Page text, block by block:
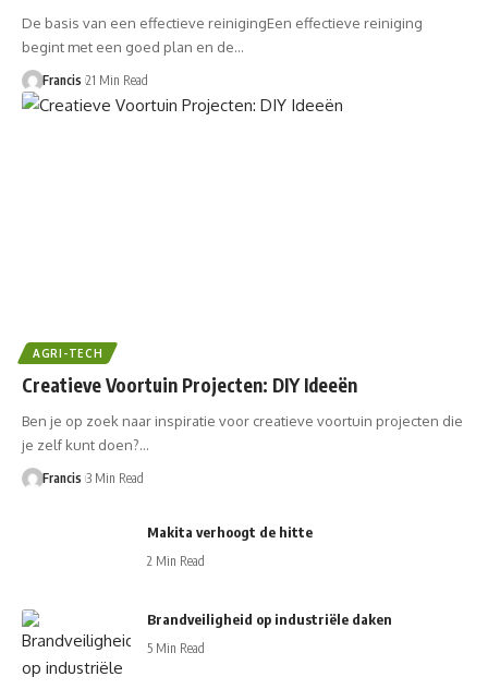
De basis van een effectieve reinigingEen effectieve reiniging
begint met een goed plan en de…
Francis 21 Min Read
AGRI-TECH
Creatieve Voortuin Projecten: DIY Ideeën
Ben je op zoek naar inspiratie voor creatieve voortuin projecten die
je zelf kunt doen?…
Francis 3 Min Read
Makita verhoogt de hitte
2 Min Read
Brandveiligheid op industriële daken
5 Min Read